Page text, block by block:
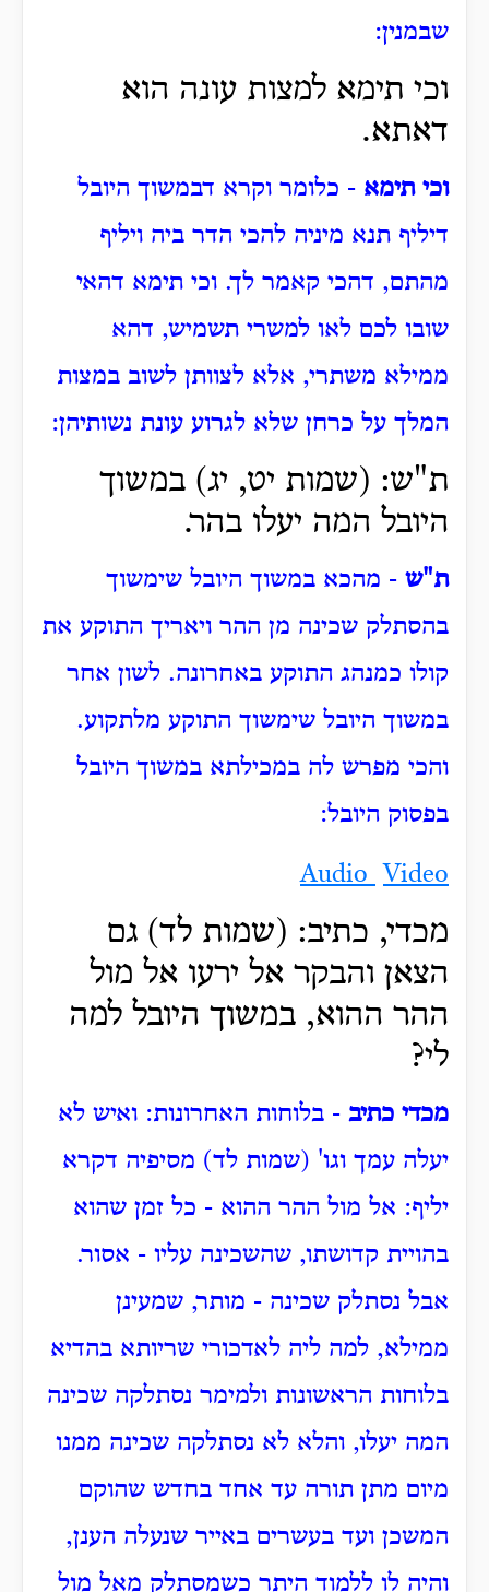
שבמנין:
וכי תימא למצות עונה הוא
דאתא.
וכי תימא - כלומר וקרא דבמשוך היובל
דיליף תנא מיניה להכי הדר ביה ויליף
מהתם, דהכי קאמר לך. וכי תימא דהאי
שובו לכם לאו למשרי תשמיש, דהא
ממילא משתרי, אלא לצוותן לשוב במצות
המלך על כרחן שלא לגרוע עונת נשותיהן:
ת"ש: (שמות יט, יג) במשוך
היובל המה יעלו בהר.
ת"ש - מהכא במשוך היובל שימשוך
בהסתלק שכינה מן ההר ויאריך התוקע את
קולו כמנהג התוקע באחרונה. לשון אחר
במשוך היובל שימשוך התוקע מלתקוע.
והכי מפרש לה במכילתא במשוך היובל
בפסוק היובל:
Audio Video
מכדי, כתיב: (שמות לד) גם
הצאן והבקר אל ירעו אל מול
ההר ההוא, במשוך היובל למה
לי?
מכדי כתיב - בלוחות האחרונות: ואיש לא
יעלה עמך וגו' (שמות לד) מסיפיה דקרא
יליף: אל מול ההר ההוא - כל זמן שהוא
בהויית קדושתו, שהשכינה עליו - אסור.
אבל נסתלק שכינה - מותר, שמעינן
ממילא, למה ליה לאדכורי שריותא בהדיא
בלוחות הראשונות ולמימר נסתלקה שכינה
המה יעלו, והלא לא נסתלקה שכינה ממנו
מיום מתן תורה עד אחד בחדש שהוקם
המשכן ועד בעשרים באייר שנעלה הענן,
והיה לו ללמוד היתר כשמסתלק מאל מול